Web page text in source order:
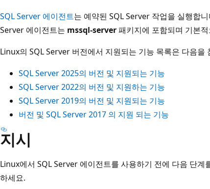
SQL Server 에이전트는 예약된 SQL Server 작업을 실행합
Server 에이전트는 mssql-server패키지에 포함되며 기본
Linux의 SQL Server 버전에서 지원되는 기능 목록은 다음을
SQL Server 2025의 버전 및 지원되는 기능
SQL Server 2022의 버전 및 지원하는 기능
SQL Server 2019의 버전 및 지원되는 기능
버전 및 SQL Server 2017 의 지원 되는 기능
지시
Linux에서 SQL Server 에이전트를 사용하기 전에 다음 단계
하세요.